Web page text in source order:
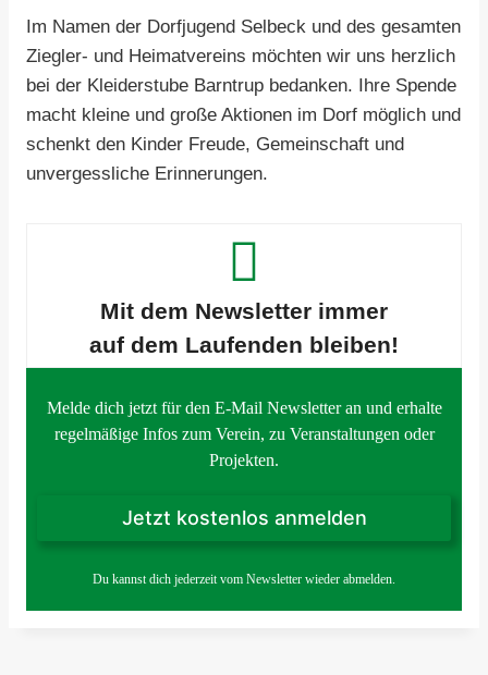
Im Namen der Dorfjugend Selbeck und des gesamten
Ziegler- und Heimatvereins möchten wir uns herzlich
bei der Kleiderstube Barntrup bedanken. Ihre Spende
macht kleine und große Aktionen im Dorf möglich und
schenkt den Kinder Freude, Gemeinschaft und
unvergessliche Erinnerungen.
Mit dem Newsletter immer
auf dem Laufenden bleiben!
Melde dich jetzt für den E-Mail Newsletter an und erhalte
regelmäßige Infos zum Verein, zu Veranstaltungen oder
Projekten.
Jetzt kostenlos anmelden
Du kannst dich jederzeit vom Newsletter wieder abmelden.